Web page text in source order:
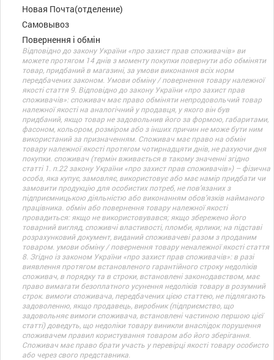
Новая Почта(отделение)
Самовывоз
Повернення і обмін
Відповідно до закону України «про захист прав споживачів» ви
можете протягом 14 днів з моменту покупки повернути або обміняти
товар, придбаний в магазині, за умови виконання всіх норм
передбачених законом. Умови обміну / повернення товару належної
якості стаття 9. Відповідно до закону України «про захист прав
споживачів»: споживач має право обміняти непродовольчий товар
належної якості на аналогічний у продавця, у якого він був
придбаний, якщо товар не задовольнив його за формою, габаритами,
фасоном, кольором, розміром або з інших причин не може бути ним
використаний за призначенням. Споживач має право на обмін
товару належної якості протягом чотирнадцяти днів, не рахуючи дня
покупки. споживач (термін вживається в такому значенні згідно
статті 1. п.22 закону України «про захист прав споживачів») – фізична
особа, яка купує, замовляє, використовує або має намір придбати чи
замовити продукцію для особистих потреб, не пов’язаних з
підприємницькою діяльністю або виконанням обов’язків найманого
працівника. обмін або повернення товару належної якості
провадиться: якщо не використовувався; якщо збережено його
товарний вигляд, споживчі властивості, пломби, ярлики; на підставі
розрахунковий документ, виданий споживачеві разом з проданим
товаром. умови обміну / повернення товару неналежної якості стаття
8. Згідно із законом України «про захист прав споживачів»: в разі
виявлення протягом встановленого гарантійного строку недоліків
споживач, в порядку та в строки, встановлені законодавством, має
право вимагати безоплатного усунення недоліків товару в розумний
строк. вимоги споживача, передбачених цією статтею, не підлягають
задоволенню, якщо продавець, виробник (підприємство, що
задовольняє вимоги споживача, встановлені частиною першою цієї
статті) доведуть, що недоліки товару виникли внаслідок порушення
споживачем правил користування товаром або його зберігання.
Споживач має право брати участь у перевірці якості товару особисто
або через свого представника.